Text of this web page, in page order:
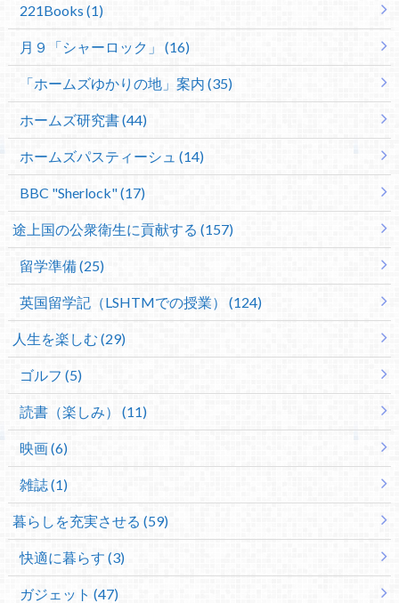
221Books (1)
月９「シャーロック」 (16)
「ホームズゆかりの地」案内 (35)
ホームズ研究書 (44)
ホームズパスティーシュ (14)
BBC "Sherlock" (17)
途上国の公衆衛生に貢献する (157)
留学準備 (25)
英国留学記（LSHTMでの授業） (124)
人生を楽しむ (29)
ゴルフ (5)
読書（楽しみ） (11)
映画 (6)
雑誌 (1)
暮らしを充実させる (59)
快適に暮らす (3)
ガジェット (47)